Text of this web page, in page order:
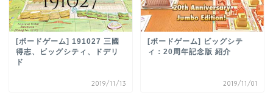
[ボードゲーム] 191027 三國
得志、ビッグシティ、ドデリ
ド
2019/11/13
[ボードゲーム] ビッグシテ
ィ：20周年記念版 紹介
2019/11/01